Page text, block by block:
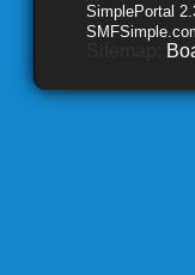
SimplePortal